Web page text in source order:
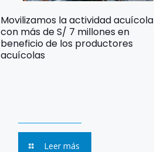
Movilizamos la actividad acuícola
con más de S/ 7 millones en
beneficio de los productores
acuícolas
Leer más